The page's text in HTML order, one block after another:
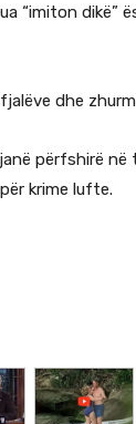
“imiton dikë”
dhe
përfshirë
krime lufte.